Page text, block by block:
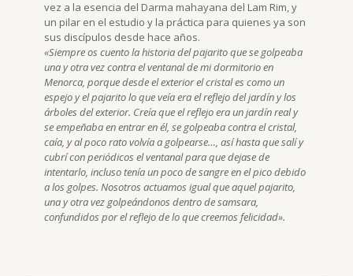
vez a la esencia del Darma mahayana del Lam Rim, y
un pilar en el estudio y la práctica para quienes ya son
sus discípulos desde hace años.
«Siempre os cuento la historia del pajarito que se golpeaba
una y otra vez contra el ventanal de mi dormitorio en
Menorca, porque desde el exterior el cristal es como un
espejo y el pajarito lo que veía era el reflejo del jardín y los
árboles del exterior. Creía que el reflejo era un jardín real y
se empeñaba en entrar en él, se golpeaba contra el cristal,
caía, y al poco rato volvía a golpearse…, así hasta que salí y
cubrí con periódicos el ventanal para que dejase de
intentarlo, incluso tenía un poco de sangre en el pico debido
a los golpes. Nosotros actuamos igual que aquel pajarito,
una y otra vez golpeándonos dentro de samsara,
confundidos por el reflejo de lo que creemos felicidad».